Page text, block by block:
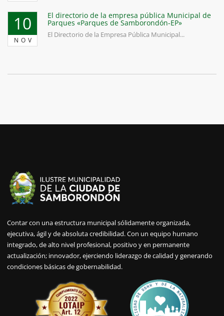
10
NOV
El directorio de la empresa pública Municipal de
Parques «Parques de Samborondón-EP»
El Directorio de la Empresa Pública Municipal...
Contar con una estructura municipal sólidamente organizada,
ejecutiva, ágil y de absoluta credibilidad. Con un equipo humano
integrado, de alto nivel profesional, positivo y en permanente
actualización; innovador, ejerciendo liderazgo de calidad y generando
condiciones básicas de gobernabilidad.